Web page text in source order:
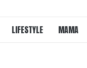
LIFESTYLE MAMA